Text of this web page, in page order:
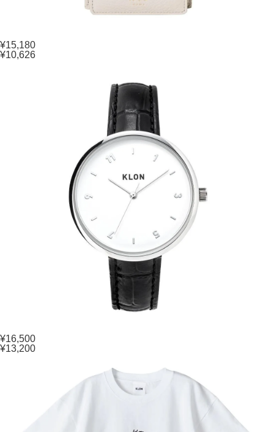
¥15,180
¥10,626
¥16,500
¥13,200